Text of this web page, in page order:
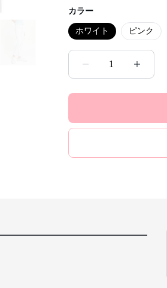
カラー
ホワイト ピンク
1